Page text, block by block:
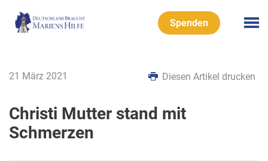
Spenden
21 März 2021 Diesen Artikel drucken
Christi Mutter stand mit
Schmerzen